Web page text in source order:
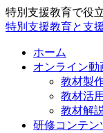
特別支援教育で役
特別支援教育と支
ホーム
オンライン動
教材製
教材活
教材解
研修コンテン